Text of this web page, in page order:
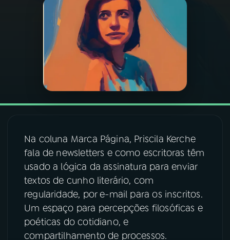
PROGRAMAS
PODCASTS
08 FESTIVAL DE MÚSICA
ACOMPANHE A RÁDIO NACIONAL
YouTube Facebook
Na coluna Marca Página, Priscila Kerche
fala de newsletters e como escritoras têm
usado a lógica da assinatura para enviar
textos de cunho literário, com
regularidade, por e-mail para os inscritos.
Um espaço para percepções filosóficas e
poéticas do cotidiano, e
compartilhamento de processos.